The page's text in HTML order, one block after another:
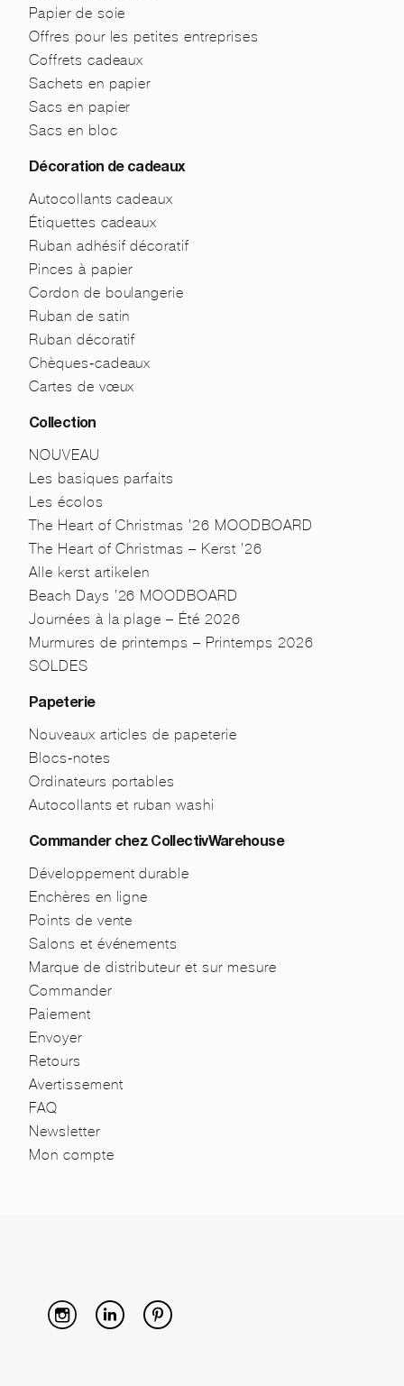
Papier de soie
Offres pour les petites entreprises
Coffrets cadeaux
Sachets en papier
Sacs en papier
Sacs en bloc
Décoration de cadeaux
Autocollants cadeaux
Étiquettes cadeaux
Ruban adhésif décoratif
Pinces à papier
Cordon de boulangerie
Ruban de satin
Ruban décoratif
Chèques-cadeaux
Cartes de vœux
Collection
NOUVEAU
Les basiques parfaits
Les écolos
The Heart of Christmas ’26 MOODBOARD
The Heart of Christmas – Kerst ’26
Alle kerst artikelen
Beach Days ’26 MOODBOARD
Journées à la plage – Été 2026
Murmures de printemps – Printemps 2026
SOLDES
Papeterie
Nouveaux articles de papeterie
Blocs-notes
Ordinateurs portables
Autocollants et ruban washi
Commander chez CollectivWarehouse
Développement durable
Enchères en ligne
Points de vente
Salons et événements
Marque de distributeur et sur mesure
Commander
Paiement
Envoyer
Retours
Avertissement
FAQ
Newsletter
Mon compte